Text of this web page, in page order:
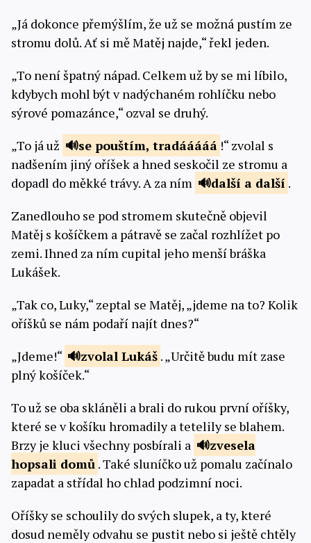
„Já dokonce přemýšlím, že už se možná pustím ze
stromu dolů. Ať si mě Matěj najde,“ řekl jeden.
„To není špatný nápad. Celkem už by se mi líbilo,
kdybych mohl být v nadýchaném rohlíčku nebo
sýrové pomazánce,“ ozval se druhý.
„To já už
se pouštím, tradááááá !“ zvolal s
nadšením jiný oříšek a hned seskočil ze stromu a
dopadl do měkké trávy. A za ním
další a další .
Zanedlouho se pod stromem skutečně objevil
Matěj s košíčkem a pátravě se začal rozhlížet po
zemi. Ihned za ním cupital jeho menší bráška
Lukášek.
„Tak co, Luky,“ zeptal se Matěj, „jdeme na to? Kolik
oříšků se nám podaří najít dnes?“
„Jdeme!“
zvolal Lukáš . „Určitě budu mít zase
plný košíček.“
To už se oba skláněli a brali do rukou první oříšky,
které se v košíku hromadily a tetelily se blahem.
Brzy je kluci všechny posbírali a
zvesela
hopsali domů . Také sluníčko už pomalu začínalo
zapadat a střídal ho chlad podzimní noci.
Oříšky se schoulily do svých slupek, a ty, které
dosud neměly odvahu se pustit nebo si ještě chtěly